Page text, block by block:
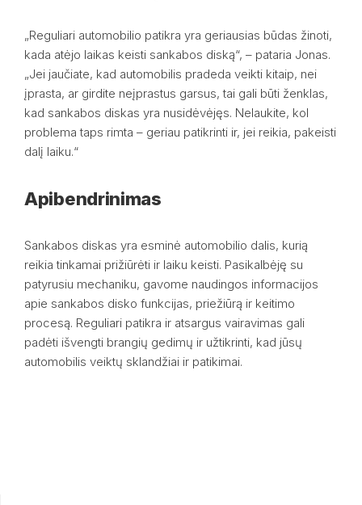
„Reguliari automobilio patikra yra geriausias būdas žinoti,
kada atėjo laikas keisti sankabos diską“, – pataria Jonas.
„Jei jaučiate, kad automobilis pradeda veikti kitaip, nei
įprasta, ar girdite neįprastus garsus, tai gali būti ženklas,
kad sankabos diskas yra nusidėvėjęs. Nelaukite, kol
problema taps rimta – geriau patikrinti ir, jei reikia, pakeisti
dalį laiku.“
Apibendrinimas
Sankabos diskas yra esminė automobilio dalis, kurią
reikia tinkamai prižiūrėti ir laiku keisti. Pasikalbėję su
patyrusiu mechaniku, gavome naudingos informacijos
apie sankabos disko funkcijas, priežiūrą ir keitimo
procesą. Reguliari patikra ir atsargus vairavimas gali
padėti išvengti brangių gedimų ir užtikrinti, kad jūsų
automobilis veiktų sklandžiai ir patikimai.